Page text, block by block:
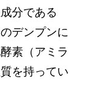
分である
デンプンに
素（アミラ
を持ってい